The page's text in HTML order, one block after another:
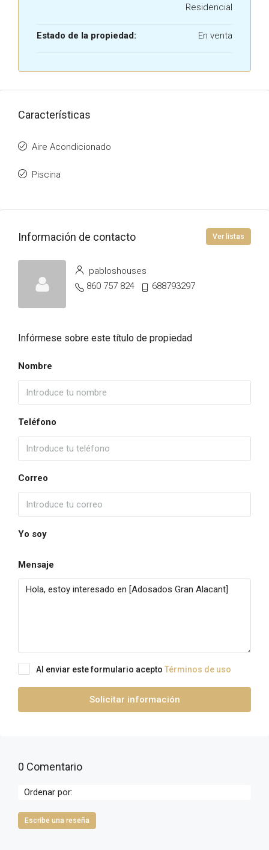
Residencial
Estado de la propiedad: En venta
Características
Aire Acondicionado
Piscina
Información de contacto Ver listas
pabloshouses
860 757 824
688793297
Infórmese sobre este título de propiedad
Nombre
Teléfono
Correo
Yo soy
Mensaje
Al enviar este formulario acepto Términos de uso
Solicitar información
0 Comentario
Ordenar por:
Escribe una reseña